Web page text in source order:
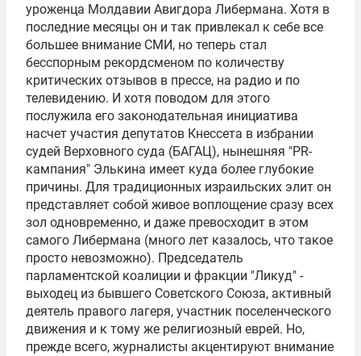
уроженца Молдавии Авигдора Либермана. Хотя в
последние месяцы он и так привлекал к себе все
большее внимание СМИ, но теперь стал
бесспорным рекордсменом по количеству
критических отзывов в прессе, на радио и по
телевидению. И хотя поводом для этого
послужила его законодательная инициатива
насчет участия депутатов Кнессета в избрании
судей Верховного суда (БАГАЦ), нынешняя "PR-
кампания" Элькина имеет куда более глубокие
причины. Для традиционных израильских элит он
представляет собой живое воплощение сразу всех
зол одновременно, и даже превосходит в этом
самого Либермана (много лет казалось, что такое
просто невозможно). Председатель
парламентской коалиции и фракции "Ликуд" -
выходец из бывшего Советского Союза, активный
деятель правого лагеря, участник поселенческого
движения и к тому же религиозный еврей. Но,
прежде всего, журналисты акцентируют внимание